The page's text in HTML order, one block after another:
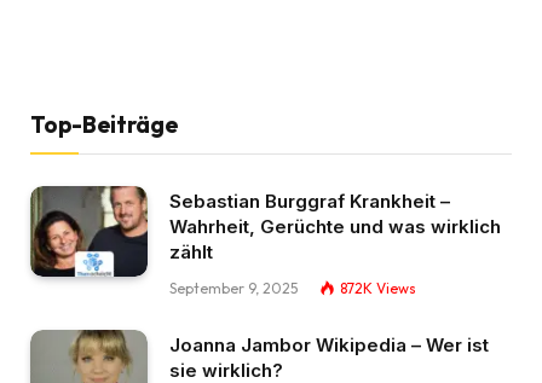
Top-Beiträge
Sebastian Burggraf Krankheit –
Wahrheit, Gerüchte und was wirklich
zählt
September 9, 2025 872K Views
Joanna Jambor Wikipedia – Wer ist
sie wirklich?